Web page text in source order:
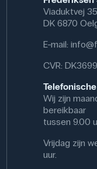
Viaduktvej 35
DK 6870
E-mail:
CVR:
Wij zijn
bereikbaar
tussen 9.00
Vrijdag zijn
uur.